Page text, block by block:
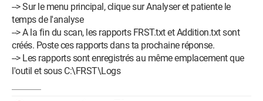
--> Sur le menu principal, clique sur Analyser et patiente le
temps de l'analyse
--> A la fin du scan, les rapports FRST.txt et Addition.txt sont
créés. Poste ces rapports dans ta prochaine réponse.
--> Les rapports sont enregistrés au même emplacement que
l'outil et sous C:\FRST\Logs